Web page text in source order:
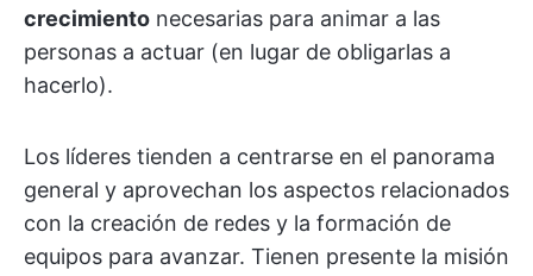
crecimiento necesarias para animar a las
personas a actuar (en lugar de obligarlas a
hacerlo).
Los líderes tienden a centrarse en el panorama
general y aprovechan los aspectos relacionados
con la creación de redes y la formación de
equipos para avanzar. Tienen presente la misión